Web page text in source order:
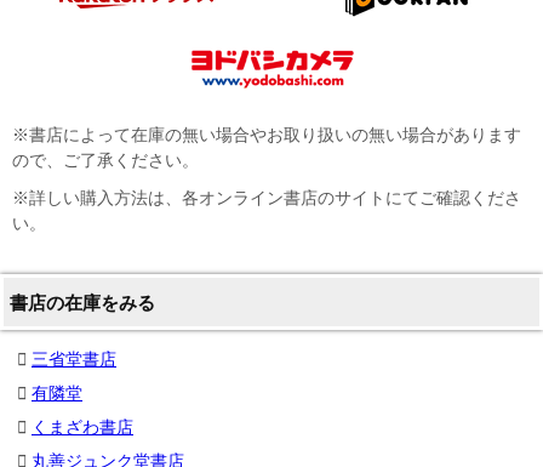
※書店によって在庫の無い場合やお取り扱いの無い場合があります
ので、ご了承ください。
※詳しい購入方法は、各オンライン書店のサイトにてご確認くださ
い。
書店の在庫をみる
三省堂書店
有隣堂
くまざわ書店
丸善ジュンク堂書店